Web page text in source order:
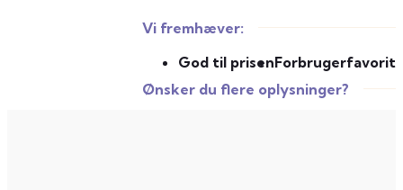
Vi fremhæver:
God til prisenForbrugerfavorit
Ønsker du flere oplysninger?